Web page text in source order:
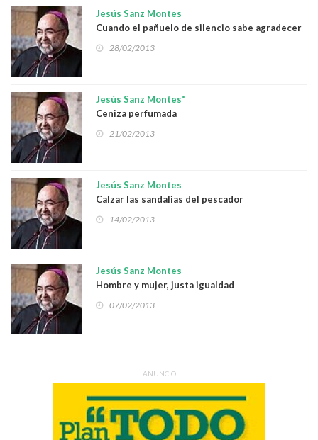
Jesús Sanz Montes
Cuando el pañuelo de silencio sabe agradecer
28/02/2013
Jesús Sanz Montes*
Ceniza perfumada
21/02/2013
Jesús Sanz Montes
Calzar las sandalias del pescador
14/02/2013
Jesús Sanz Montes
Hombre y mujer, justa igualdad
07/02/2013
ANUNCIO